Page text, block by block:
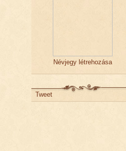
Névjegy létrehozása
Tweet